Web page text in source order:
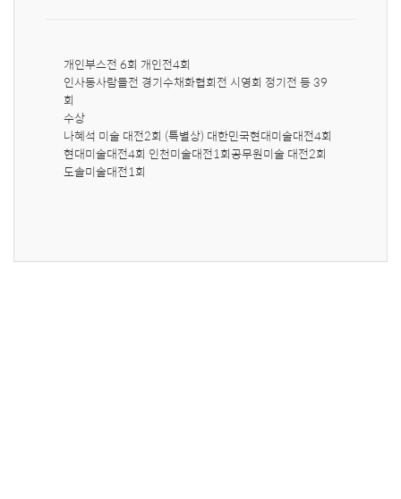
개인부스전 6회 개인전4회
인사동사람들전 경기수채화협회전 시영회 정기전 등 39
회
수상
나혜석 미술 대전2회 (특별상) 대한민국현대미술대전4회
현대미술대전4회 인천미술대전1회공무원미술 대전2회
도솔미술대전1회